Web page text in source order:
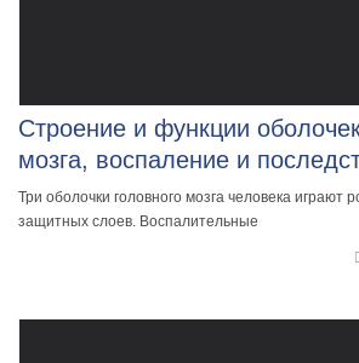
Строение и функции
мозга, воспаление и
Три оболочки головного мозга человека играют
защитных слоев. Воспалительные